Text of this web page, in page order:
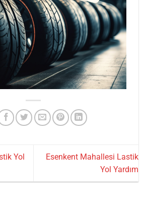
Yol
Esenkent Mahallesi Lastik
Yol Yardım